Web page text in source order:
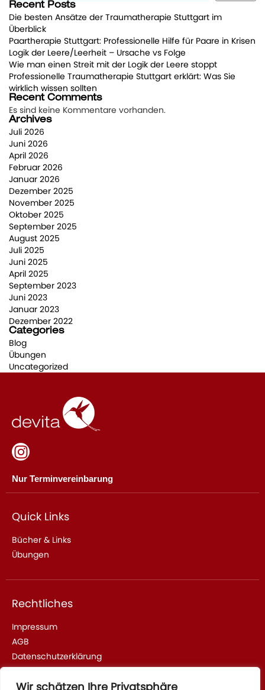
Wir schätzen Ihre Privatsphäre
Recent Posts
Die besten Ansätze der Traumatherapie Stuttgart im
Überblick
Paartherapie Stuttgart: Professionelle Hilfe für Paare in Krisen
Logik der Leere/Leerheit – Ursache vs Folge
Wie man einen Streit mit der Logik der Leere stoppt
Professionelle Traumatherapie Stuttgart erklärt: Was Sie
wirklich wissen sollten
Recent Comments
Es sind keine Kommentare vorhanden.
Archives
Juli 2026
Juni 2026
April 2026
Februar 2026
Januar 2026
Dezember 2025
November 2025
Oktober 2025
September 2025
August 2025
Juli 2025
Juni 2025
April 2025
September 2023
Juni 2023
Januar 2023
Dezember 2022
Categories
Blog
Übungen
Uncategorized
Nur Terminvereinbarung
Quick Links
Bücher & Links
Übungen
Rechtliches
Impressum
AGB
Datenschutzerklärung